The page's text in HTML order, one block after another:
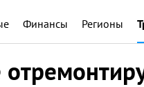
Финансы Регионы